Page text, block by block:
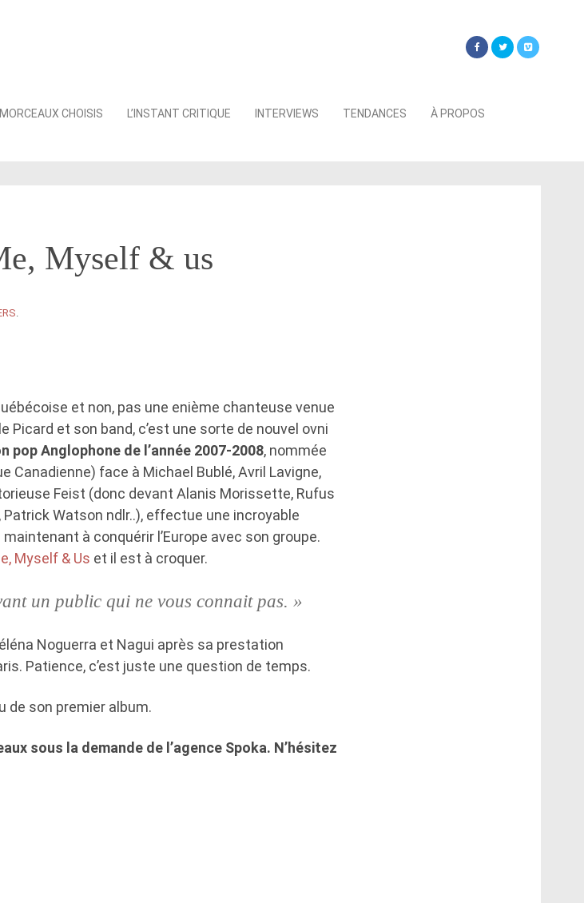
MORCEAUX CHOISIS L’INSTANT CRITIQUE INTERVIEWS TENDANCES À PROPOS
Myself & us
et non, pas une enième chanteuse venue
Picard et son band, c’est une sorte de nouvel ovni
pop Anglophone de l’année 2007-2008, nommée
Canadienne) face à Michael Bublé, Avril Lavigne,
Feist (donc devant Alanis Morissette, Rufus
Watson ndlr..), effectue une incroyable
à conquérir l’Europe avec son groupe.
Myself & Us et il est à croquer.
un public qui ne vous connait pas. »
Noguerra et Nagui après sa prestation
Patience, c’est juste une question de temps.
de son premier album.
sous la demande de l’agence Spoka. N’hésitez